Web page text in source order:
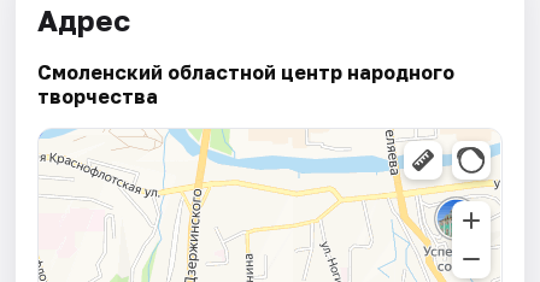
Адрес
Смоленский областной центр народного
творчества